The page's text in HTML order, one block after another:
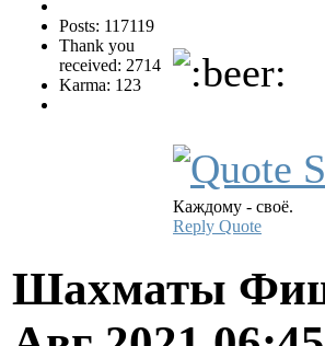
Posts: 117119
Thank you
received: 2714
Karma: 123
Каждому - своё.
Reply Quote
Шахматы